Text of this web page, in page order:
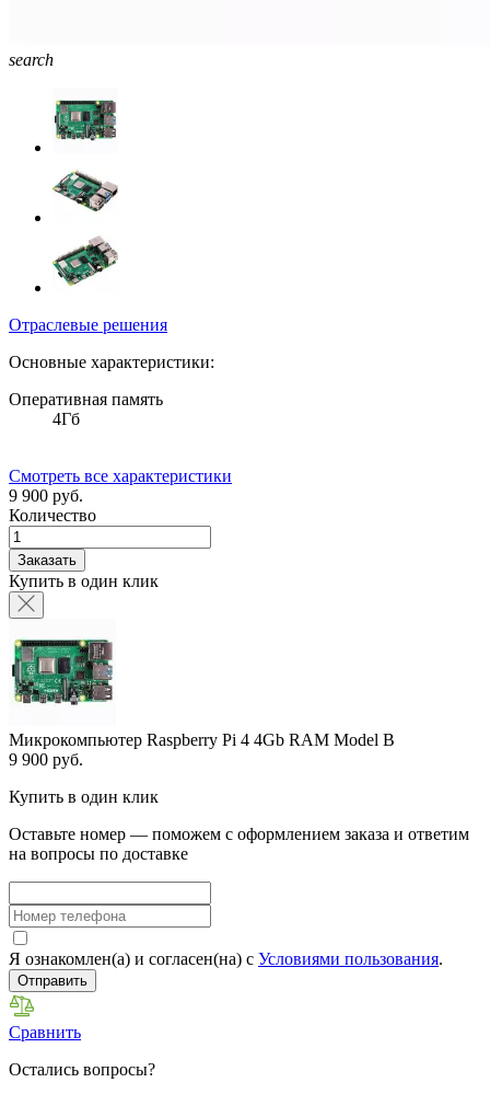
search
Отраслевые решения
Основные характеристики:
Оперативная память
4Гб
Смотреть все характеристики
9 900 руб.
Количество
Заказать
Купить в один клик
Микрокомпьютер Raspberry Pi 4 4Gb RAM Model B
9 900 руб.
Купить в один клик
Оставьте номер — поможем с оформлением заказа и ответим
на вопросы по доставке
Я ознакомлен(а) и согласен(на) с Условиями пользования.
Отправить
Сравнить
Остались вопросы?